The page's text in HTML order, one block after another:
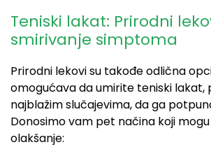
Teniski lakat: Prirodni
smirivanje simptoma
Prirodni lekovi su takođe odlična
omogućava da umirite teniski lakat,
najblažim slučajevima, da ga
Donosimo vam pet načina koji
olakšanje: